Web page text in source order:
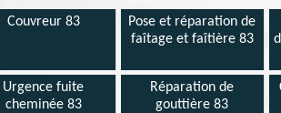
Couvreur 83
Pose et réparation de
faîtage et faîtière 83
Urgence fuite
cheminée 83
Réparation de
gouttière 83